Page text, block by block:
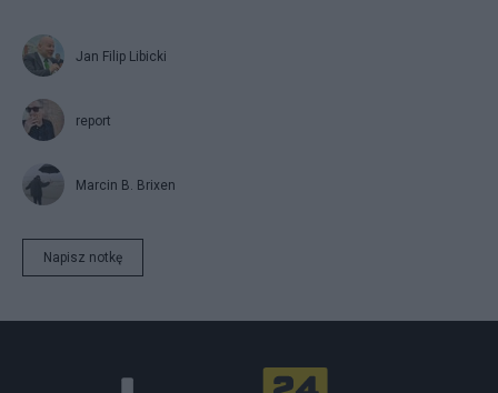
Jan Filip Libicki
report
Marcin B. Brixen
Napisz notkę